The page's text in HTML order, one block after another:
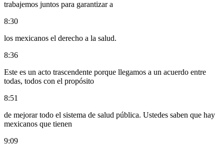
trabajemos juntos para garantizar a
8:30
los mexicanos el derecho a la salud.
8:36
Este es un acto trascendente porque llegamos a un acuerdo entre
todas, todos con el propósito
8:51
de mejorar todo el sistema de salud pública. Ustedes saben que hay
mexicanos que tienen
9:09